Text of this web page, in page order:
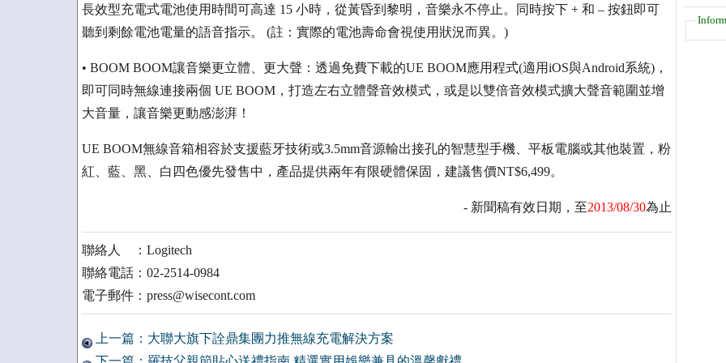
長效型充電式電池使用時間可高達 15 小時，從黃昏到黎明，音樂永不停止。同時按下 + 和 – 按鈕即可
聽到剩餘電池電量的語音指示。 (註：實際的電池壽命會視使用狀況而異。)
• BOOM BOOM讓音樂更立體、更大聲：透過免費下載的UE BOOM應用程式(適用iOS與Android系統)，
即可同時無線連接兩個 UE BOOM，打造左右立體聲音效模式，或是以雙倍音效模式擴大聲音範圍並增
大音量，讓音樂更動感澎湃！
UE BOOM無線音箱相容於支援藍牙技術或3.5mm音源輸出接孔的智慧型手機、平板電腦或其他裝置，粉
紅、藍、黑、白四色優先發售中，產品提供兩年有限硬體保固，建議售價NT$6,499。
- 新聞稿有效日期，至2013/08/30為止
聯絡人 ：Logitech
聯絡電話：02-2514-0984
電子郵件：press@wisecont.com
上一篇：大聯大旗下詮鼎集團力推無線充電解決方案